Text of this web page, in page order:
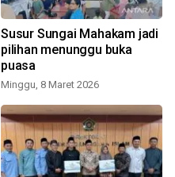
Susur Sungai Mahakam jadi
pilihan menunggu buka
puasa
Minggu, 8 Maret 2026